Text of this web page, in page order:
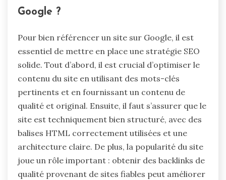
Google ?
Pour bien référencer un site sur Google, il est
essentiel de mettre en place une stratégie SEO
solide. Tout d’abord, il est crucial d’optimiser le
contenu du site en utilisant des mots-clés
pertinents et en fournissant un contenu de
qualité et original. Ensuite, il faut s’assurer que le
site est techniquement bien structuré, avec des
balises HTML correctement utilisées et une
architecture claire. De plus, la popularité du site
joue un rôle important : obtenir des backlinks de
qualité provenant de sites fiables peut améliorer